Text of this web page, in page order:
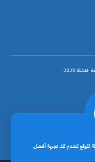
2026.
الموقع لنقدم لك تجربة أفضل.